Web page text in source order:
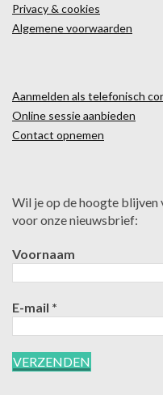
Privacy & cookies
Algemene voorwaarden
Aanmelden als telefonisch
Online sessie aanbieden
Contact opnemen
Wil je op de hoogte blijven
voor onze nieuwsbrief:
Voornaam
E-mail *